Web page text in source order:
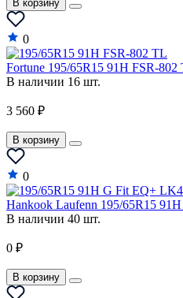
В корзину
0
Fortune 195/65R15 91H FSR-802
В наличии 16 шт.
3 560 ₽
В корзину
0
Hankook Laufenn 195/65R15
В наличии 40 шт.
0 ₽
В корзину